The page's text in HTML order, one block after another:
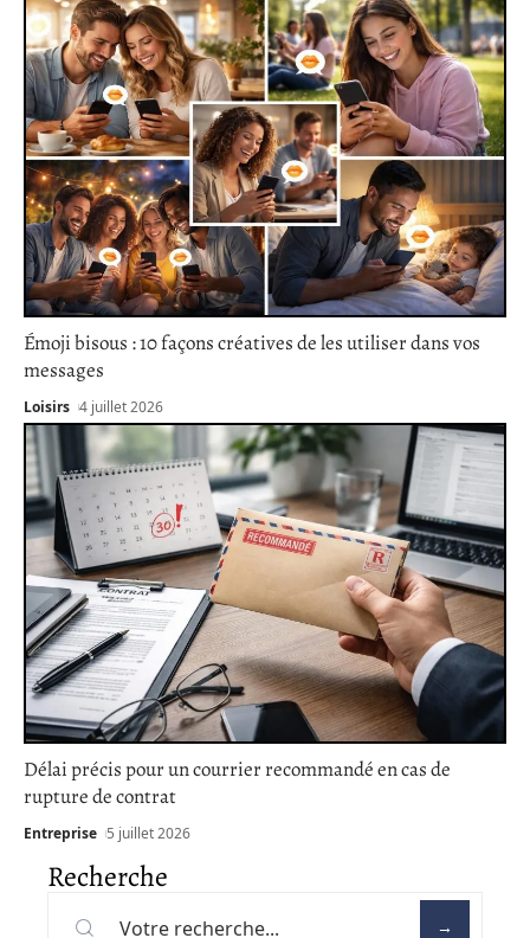
Émoji bisous : 10 façons créatives de les utiliser dans vos
messages
Loisirs 4 juillet 2026
Délai précis pour un courrier recommandé en cas de
rupture de contrat
Entreprise 5 juillet 2026
Recherche